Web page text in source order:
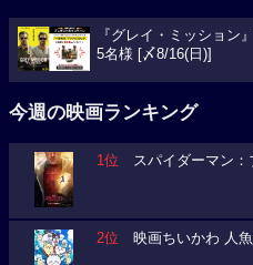
『グレイ・ミッション
5名様 [〆8/16(日)]
今週の映画ランキング
1位 スパイダーマン：
2位 映画ちいかわ 人